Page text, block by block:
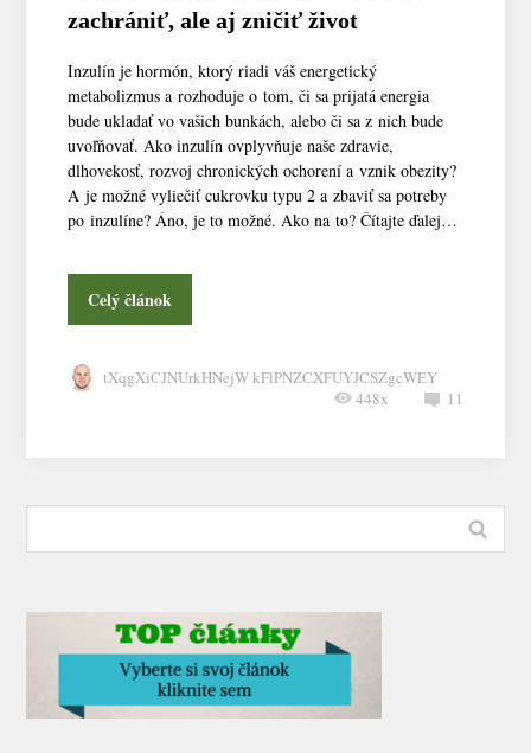
zachrániť, ale aj zničiť život
Inzulín je hormón, ktorý riadi váš energetický
metabolizmus a rozhoduje o tom, či sa prijatá energia
bude ukladať vo vašich bunkách, alebo či sa z nich bude
uvoľňovať. Ako inzulín ovplyvňuje naše zdravie,
dlhovekosť, rozvoj chronických ochorení a vznik obezity?
A je možné vyliečiť cukrovku typu 2 a zbaviť sa potreby
po inzulíne? Áno, je to možné. Ako na to? Čítajte ďalej…
Celý článok
tXqgXiCJNUrkHNejW kFlPNZCXFUYJCSZgcWEY
11
448x